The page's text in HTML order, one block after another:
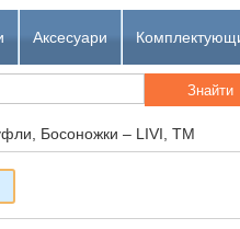
Аксесуари
Босоножки – LIVI, TM